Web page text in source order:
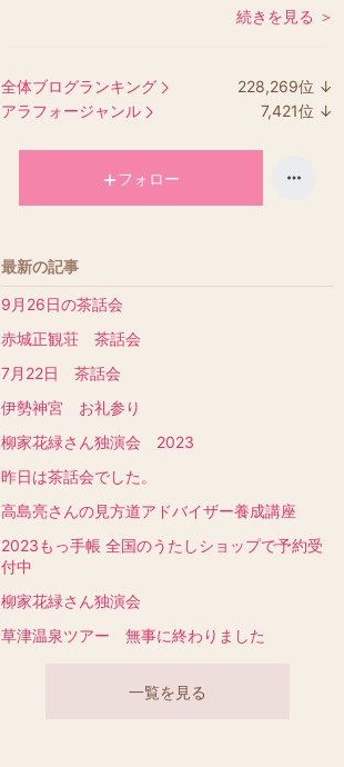
続きを見る ＞
全体ブログランキング 228,269位 ↓
アラフォージャンル 7,421位 ↓
フォロー
最新の記事
9月26日の茶話会
赤城正観荘 茶話会
7月22日 茶話会
伊勢神宮 お礼参り
柳家花緑さん独演会 2023
昨日は茶話会でした。
高島亮さんの見方道アドバイザー養成講座
2023もっ手帳 全国のうたしショップで予約受
付中
柳家花緑さん独演会
草津温泉ツアー 無事に終わりました
一覧を見る